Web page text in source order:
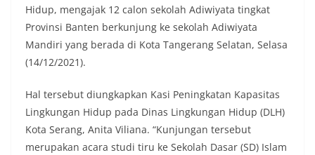
Hidup, mengajak 12 calon sekolah Adiwiyata tingkat
Provinsi Banten berkunjung ke sekolah Adiwiyata
Mandiri yang berada di Kota Tangerang Selatan, Selasa
(14/12/2021).
Hal tersebut diungkapkan Kasi Peningkatan Kapasitas
Lingkungan Hidup pada Dinas Lingkungan Hidup (DLH)
Kota Serang, Anita Viliana. “Kunjungan tersebut
merupakan acara studi tiru ke Sekolah Dasar (SD) Islam